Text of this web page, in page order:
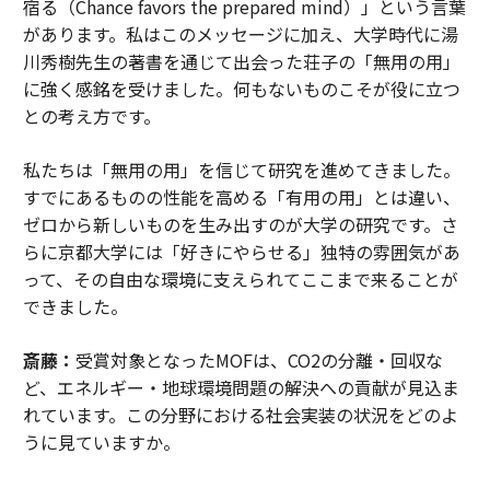
宿る（Chance favors the prepared mind）」という言葉
があります。私はこのメッセージに加え、大学時代に湯
川秀樹先生の著書を通じて出会った荘子の「無用の用」
に強く感銘を受けました。何もないものこそが役に立つ
との考え方です。
私たちは「無用の用」を信じて研究を進めてきました。
すでにあるものの性能を高める「有用の用」とは違い、
ゼロから新しいものを生み出すのが大学の研究です。さ
らに京都大学には「好きにやらせる」独特の雰囲気があ
って、その自由な環境に支えられてここまで来ることが
できました。
斎藤： 受賞対象となったMOFは、CO2の分離・回収な
ど、エネルギー・地球環境問題の解決への貢献が見込ま
れています。この分野における社会実装の状況をどのよ
うに見ていますか。